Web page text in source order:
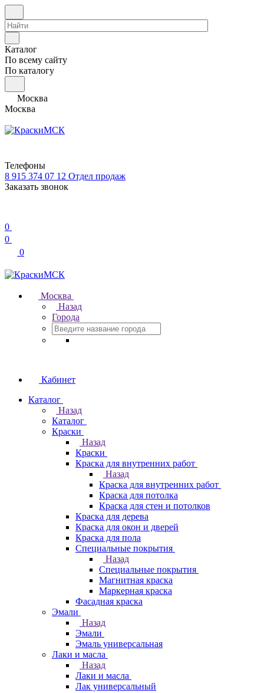
Каталог
По всему сайту
По каталогу
Москва
Москва
Телефоны
8 915 374 07 12 Отдел продаж
Заказать звонок
0
0
0
Москва
Назад
Города
Кабинет
Каталог
Назад
Каталог
Краски
Назад
Краски
Краска для внутренних работ
Назад
Краска для внутренних работ
Краска для потолка
Краска для стен и потолков
Краска для дерева
Краска для окон и дверей
Краска для пола
Специальные покрытия
Назад
Специальные покрытия
Магнитная краска
Маркерная краска
Фасадная краска
Эмали
Назад
Эмали
Эмаль универсальная
Лаки и масла
Назад
Лаки и масла
Лак универсальный